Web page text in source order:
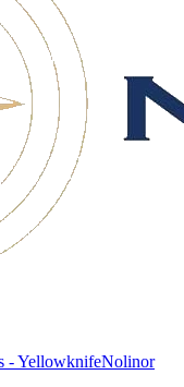
- YellowknifeNolinor